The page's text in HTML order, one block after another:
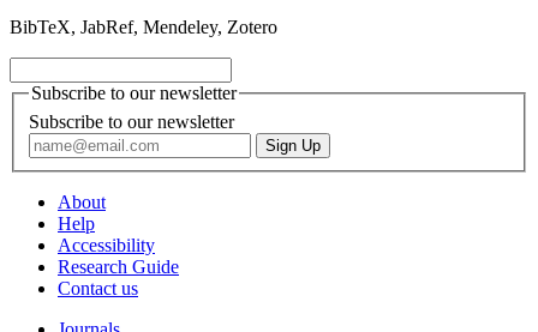
BibTeX, JabRef, Mendeley, Zotero
Subscribe to our newsletter
Subscribe to our newsletter
About
Help
Accessibility
Research Guide
Contact us